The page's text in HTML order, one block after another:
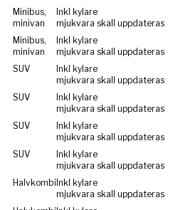
Minibus,
minivan
Inkl kylare
mjukvara skall uppdateras
Minibus,
minivan
Inkl kylare
mjukvara skall uppdateras
SUV
Inkl kylare
mjukvara skall uppdateras
SUV
Inkl kylare
mjukvara skall uppdateras
SUV
Inkl kylare
mjukvara skall uppdateras
SUV
Inkl kylare
mjukvara skall uppdateras
HalvkombiInkl kylare
mjukvara skall uppdateras